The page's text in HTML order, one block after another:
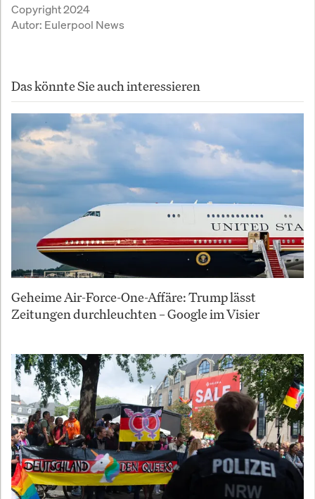
Copyright 2024
Autor: Eulerpool News
Das könnte Sie auch interessieren
Geheime Air-Force-One-Affäre: Trump lässt
Zeitungen durchleuchten – Google im Visier